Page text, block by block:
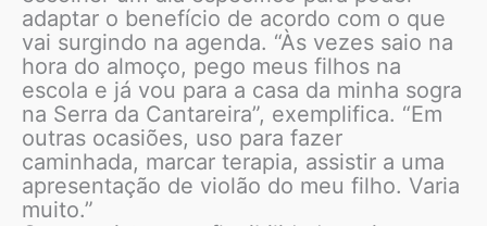
adaptar o benefício de acordo com o que
vai surgindo na agenda. “Às vezes saio na
hora do almoço, pego meus filhos na
escola e já vou para a casa da minha sogra
na Serra da Cantareira”, exemplifica. “Em
outras ocasiões, uso para fazer
caminhada, marcar terapia, assistir a uma
apresentação de violão do meu filho. Varia
muito.”